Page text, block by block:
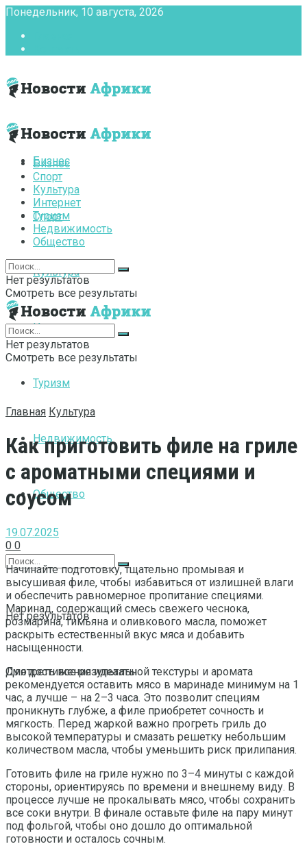
Понедельник, 10 августа, 2026
Бизнес
Спорт
Культура
Интернет
Туризм
Недвижимость
Общество
Нет результатов
Смотреть все результаты
Бизнес
Спорт
Культура
Интернет
Туризм
Недвижимость
Общество
Нет результатов
Смотреть все результаты
Нет результатов
Смотреть все результаты
Главная Культура
Как приготовить филе на гриле
с ароматными специями и
соусом
19.07.2025
0 0
Начинайте подготовку, тщательно промывая и
высушивая филе, чтобы избавиться от излишней влаги
и обеспечить равномерное пропитание специями.
Маринад, содержащий смесь свежего чеснока,
розмарина, тимьяна и оливкового масла, поможет
раскрыть естественный вкус мяса и добавить
насыщенности.
Для достижения идеальной текстуры и аромата
рекомендуется оставить мясо в маринаде минимум на 1
час, а лучше – на 2–3 часа. Это позволит специям
проникнуть глубже, а филе приобретет сочность и
мягкость. Перед жаркой важно прогреть гриль до
высокой температуры и смазать решетку небольшим
количеством масла, чтобы уменьшить риск прилипания.
Готовить филе на гриле нужно по 3–4 минуты с каждой
стороны, ориентируясь по времени и внешнему виду. В
процессе лучше не прокалывать мясо, чтобы сохранить
все соки внутри. В финале оставьте филе на пару минут
под фольгой, чтобы оно дошло до оптимальной
готовности и осталось сочным.